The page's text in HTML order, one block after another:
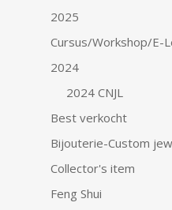
2025
Cursus/Workshop/E-
2024
2024 CNJL
Best verkocht
Bijouterie-Custom
Collector's item
Feng Shui